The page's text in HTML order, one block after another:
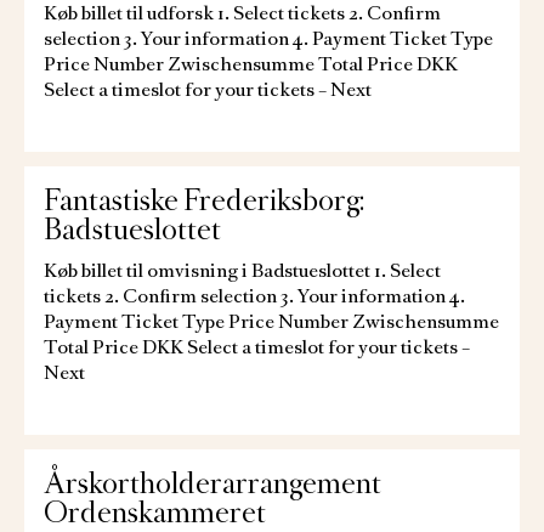
Køb billet til udforsk 1. Select tickets 2. Confirm
selection 3. Your information 4. Payment Ticket Type
Price Number Zwischensumme Total Price DKK
Select a timeslot for your tickets – Next
Fantastiske Frederiksborg:
Badstueslottet
Køb billet til omvisning i Badstueslottet 1. Select
tickets 2. Confirm selection 3. Your information 4.
Payment Ticket Type Price Number Zwischensumme
Total Price DKK Select a timeslot for your tickets –
Next
Årskortholderarrangement
Ordenskammeret